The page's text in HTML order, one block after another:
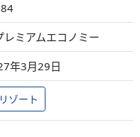
レミアムエコノミー
年3月29日
ゾート